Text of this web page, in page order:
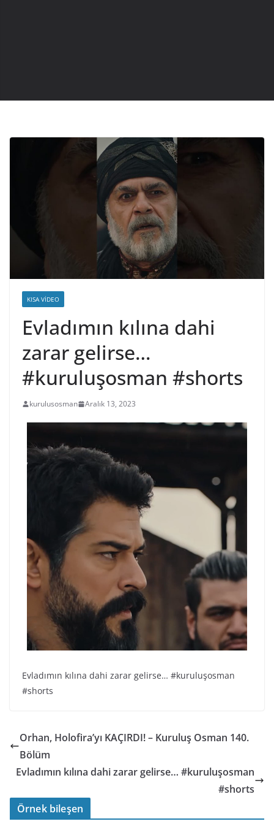
KISA VIDEO
Evladımın kılına dahi
zarar gelirse…
#kuruluşosman #shorts
kurulusosman Aralık 13, 2023
Evladımın kılına dahi zarar gelirse… #kuruluşosman
#shorts
Orhan, Holofira’yı KAÇIRDI! – Kuruluş Osman 140.
Bölüm
Evladımın kılına dahi zarar gelirse… #kuruluşosman
#shorts
Örnek bileşen